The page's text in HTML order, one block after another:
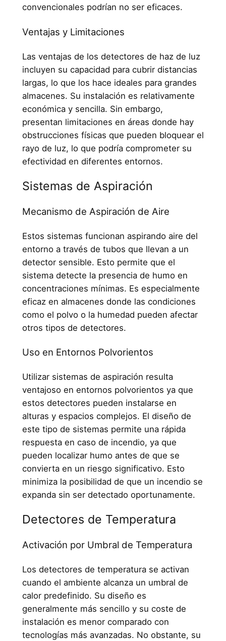
convencionales podrían no ser eficaces.
Ventajas y Limitaciones
Las ventajas de los detectores de haz de luz
incluyen su capacidad para cubrir distancias
largas, lo que los hace ideales para grandes
almacenes. Su instalación es relativamente
económica y sencilla. Sin embargo,
presentan limitaciones en áreas donde hay
obstrucciones físicas que pueden bloquear el
rayo de luz, lo que podría comprometer su
efectividad en diferentes entornos.
Sistemas de Aspiración
Mecanismo de Aspiración de Aire
Estos sistemas funcionan aspirando aire del
entorno a través de tubos que llevan a un
detector sensible. Esto permite que el
sistema detecte la presencia de humo en
concentraciones mínimas. Es especialmente
eficaz en almacenes donde las condiciones
como el polvo o la humedad pueden afectar
otros tipos de detectores.
Uso en Entornos Polvorientos
Utilizar sistemas de aspiración resulta
ventajoso en entornos polvorientos ya que
estos detectores pueden instalarse en
alturas y espacios complejos. El diseño de
este tipo de sistemas permite una rápida
respuesta en caso de incendio, ya que
pueden localizar humo antes de que se
convierta en un riesgo significativo. Esto
minimiza la posibilidad de que un incendio se
expanda sin ser detectado oportunamente.
Detectores de Temperatura
Activación por Umbral de Temperatura
Los detectores de temperatura se activan
cuando el ambiente alcanza un umbral de
calor predefinido. Su diseño es
generalmente más sencillo y su coste de
instalación es menor comparado con
tecnologías más avanzadas. No obstante, su